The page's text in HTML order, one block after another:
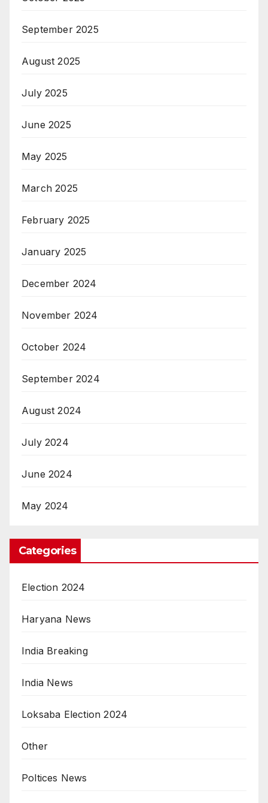
September 2025
August 2025
July 2025
June 2025
May 2025
March 2025
February 2025
January 2025
December 2024
November 2024
October 2024
September 2024
August 2024
July 2024
June 2024
May 2024
Categories
Election 2024
Haryana News
India Breaking
India News
Loksaba Election 2024
Other
Poltices News